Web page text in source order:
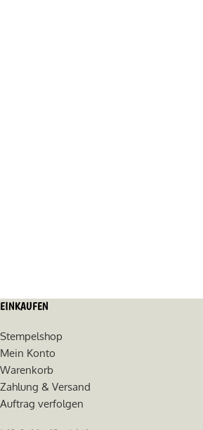
EINKAUFEN
Stempelshop
Mein Konto
Warenkorb
Zahlung & Versand
Auftrag verfolgen